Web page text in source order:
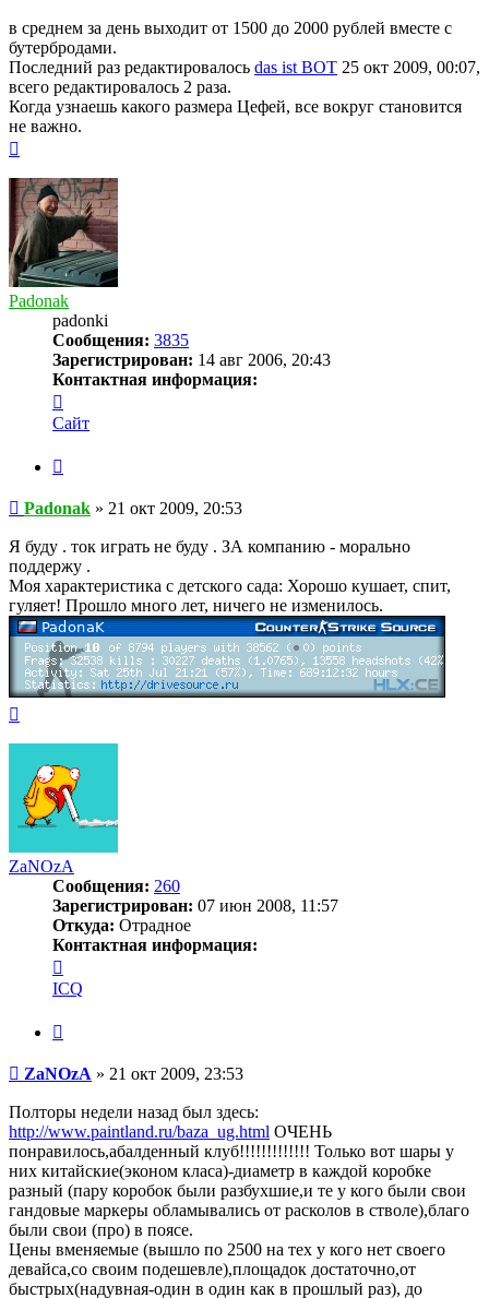
в среднем за день выходит от 1500 до 2000 рублей вместе с
бутербродами.
Последний раз редактировалось das ist BOT 25 окт 2009, 00:07,
всего редактировалось 2 раза.
Когда узнаешь какого размера Цефей, все вокруг становится
не важно.
началу
Padonak
padonki
Сообщения: 3835
Зарегистрирован: 14 авг 2006, 20:43
Контактная информация:
информация
пользователя
Сайт
Сообщение
Padonak » 21 окт 2009, 20:53
Я буду . ток играть не буду . ЗА компанию - морально
поддержу .
Моя характеристика с детского сада: Хорошо кушает, спит,
гуляет! Прошло много лет, ничего не изменилось.
началу
ZaNOzA
Сообщения: 260
Зарегистрирован: 07 июн 2008, 11:57
Откуда: Отрадное
Контактная информация:
информация
пользователя
ICQ
Сообщение
ZaNOzA » 21 окт 2009, 23:53
Полторы недели назад был здесь:
http://www.paintland.ru/baza_ug.html ОЧЕНЬ
понравилось,абалденный клуб!!!!!!!!!!!!! Только вот шары у
них китайские(эконом класа)-диаметр в каждой коробке
разный (пару коробок были разбухшие,и те у кого были свои
гандовые маркеры обламывались от расколов в стволе),благо
были свои (про) в поясе.
Цены вменяемые (вышло по 2500 на тех у кого нет своего
девайса,со своим подешевле),площадок достаточно,от
быстрых(надувная-один в один как в прошлый раз), до